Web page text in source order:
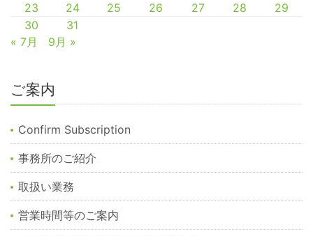
23
24 25 26 27 28
29
30
31
« 7月
9月 »
ご案内
Confirm Subscription
事務所のご紹介
取扱い業務
営業時間等のご案内